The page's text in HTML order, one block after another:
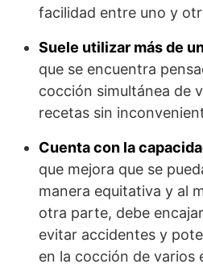
facilidad entre uno y
Suele utilizar más de
que se encuentra
cocción simultánea de
recetas sin
Cuenta con la
que mejora que se
manera equitativa y al
otra parte, debe
evitar accidentes y
en la cocción de varios